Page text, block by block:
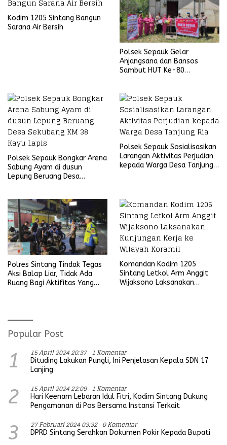
Kodim 1205 Sintang Bangun
Sarana Air Bersih
Polsek Sepauk Gelar
Anjangsana dan Bansos
Sambut HUT Ke-80
Polsek Sepauk Bongkar Arena
Sabung Ayam di dusun
Lepung Beruang Desa
Polsek Sepauk Sosialisasikan
Larangan Aktivitas Perjudian
kepada Warga Desa Tanjung
Polres Sintang Tindak Tegas
Aksi Balap Liar, Tidak Ada
Ruang Bagi Aktifitas Yang
Komandan Kodim 1205
Sintang Letkol Arm Anggit
Wijaksono Laksanakan
Popular Post
1 15 April 2024 20:37 1 Komentar
Dituding Lakukan Pungli, Ini Penjelasan Kepala SDN 17
Lanjing
2 15 April 2024 22:09 1 Komentar
Hari Keenam Lebaran Idul Fitri, Kodim Sintang Dukung
Pengamanan di Pos Bersama Instansi Terkait
3 27 Februari 2024 03:32 0 Komentar
DPRD Sintang Serahkan Dokumen Pokir Kepada Bupati